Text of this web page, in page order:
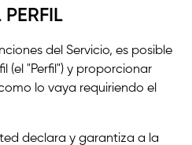
del Servicio, es posible
(el "Perfil") y proporcionar
lo vaya requiriendo el
declara y garantiza a la